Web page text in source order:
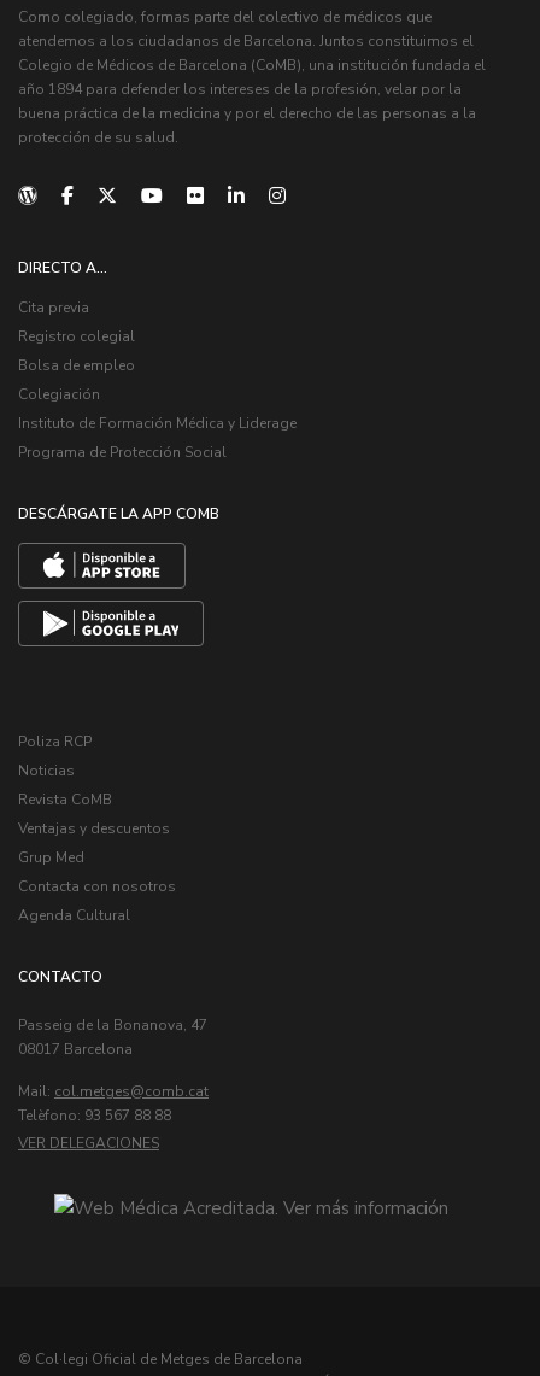
Como colegiado, formas parte del colectivo de médicos que
atendemos a los ciudadanos de Barcelona. Juntos constituimos el
Colegio de Médicos de Barcelona (CoMB), una institución fundada el
año 1894 para defender los intereses de la profesión, velar por la
buena práctica de la medicina y por el derecho de las personas a la
protección de su salud.
DIRECTO A...
Cita previa
Registro colegial
Bolsa de empleo
Colegiación
Instituto de Formación Médica y Liderage
Programa de Protección Social
DESCÁRGATE LA APP COMB
Poliza RCP
Noticias
Revista CoMB
Ventajas y descuentos
Grup Med
Contacta con nosotros
Agenda Cultural
CONTACTO
Passeig de la Bonanova, 47
08017 Barcelona
Mail: col.metges
Telèfono: 93 567 88 88
VER DELEGACIONES
© Col·legi Oficial de Metges de Barcelona